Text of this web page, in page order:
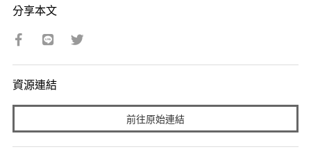
分享本文
資源連結
前往原始連結